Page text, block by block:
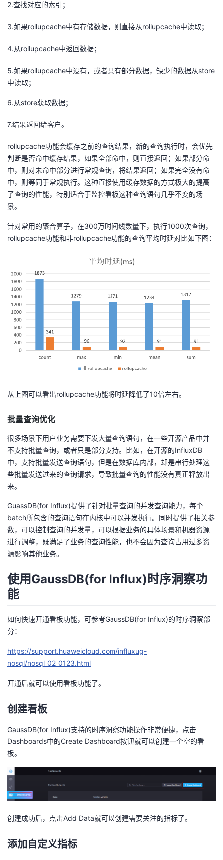
2.查找对应的索引；
3.如果rollupcache中有存储数据，则直接从rollupcache中读取；
4.从rollupcache中返回数据；
5.如果rollupcache中没有，或者只有部分数据，缺少的数据从store
中读取；
6.从store获取数据；
7.结果返回给客户。
rollupcache功能会缓存之前的查询结果，新的查询执行时，会优先
判断是否命中缓存结果，如果全部命中，则直接返回；如果部分命
中，则对未命中部分进行常规查询，将结果返回；如果完全没有命
中，则等同于常规执行。这种直接使用缓存数据的方式极大的提高
了查询的性能，特别适合于监控看板这种查询语句几乎不变的场
景。
针对常用的聚合算子，在300万时间线数量下，执行1000次查询，
rollupcache功能和非rollupcache功能的查询平均时延对比如下图：
从上图可以看出rollupcache功能将时延降低了10倍左右。
批量查询优化
很多场景下用户业务需要下发大量查询语句，在一些开源产品中并
不支持批量查询，或者只是部分支持。比如，在开源的InfluxDB
中，支持批量发送查询语句，但是在数据库内部，却是串行处理这
些批量发送过来的查询请求，导致批量查询的性能没有真正释放出
来。
GuassDB(for Influx)提供了针对批量查询的并发查询能力，每个
batch所包含的查询语句在内核中可以并发执行。同时提供了相关参
数，可以控制查询的并发量，可以根据业务的具体场景和机器资源
进行调整，既满足了业务的查询性能，也不会因为查询占用过多资
源影响其他业务。
使用GaussDB(for Influx)时序洞察功
能
如何快速开通看板功能，可参考GaussDB(for Influx)的时序洞察部
分：
https://support.huaweicloud.com/influxug-
nosql/nosql_02_0123.html
开通后就可以使用看板功能了。
创建看板
GaussDB(for Influx)支持的时序洞察功能操作非常便捷，点击
Dashboards中的Create Dashboard按钮就可以创建一个空的看
板。
创建成功后，点击Add Data就可以创建需要关注的指标了。
添加自定义指标